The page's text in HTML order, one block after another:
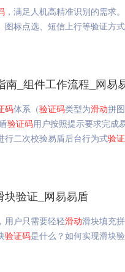
，满足人机高精准识别的需求
图标点选、短信上行等验证方
南_组件工作流程_网易
码体系（验证码类型为滑动拼
验证码用户按照提示要求完成
行二次校验易盾后台行为式验
块验证_网易易盾
，用户只需要轻轻滑动滑块填充
验证码是什么？如何实现滑块